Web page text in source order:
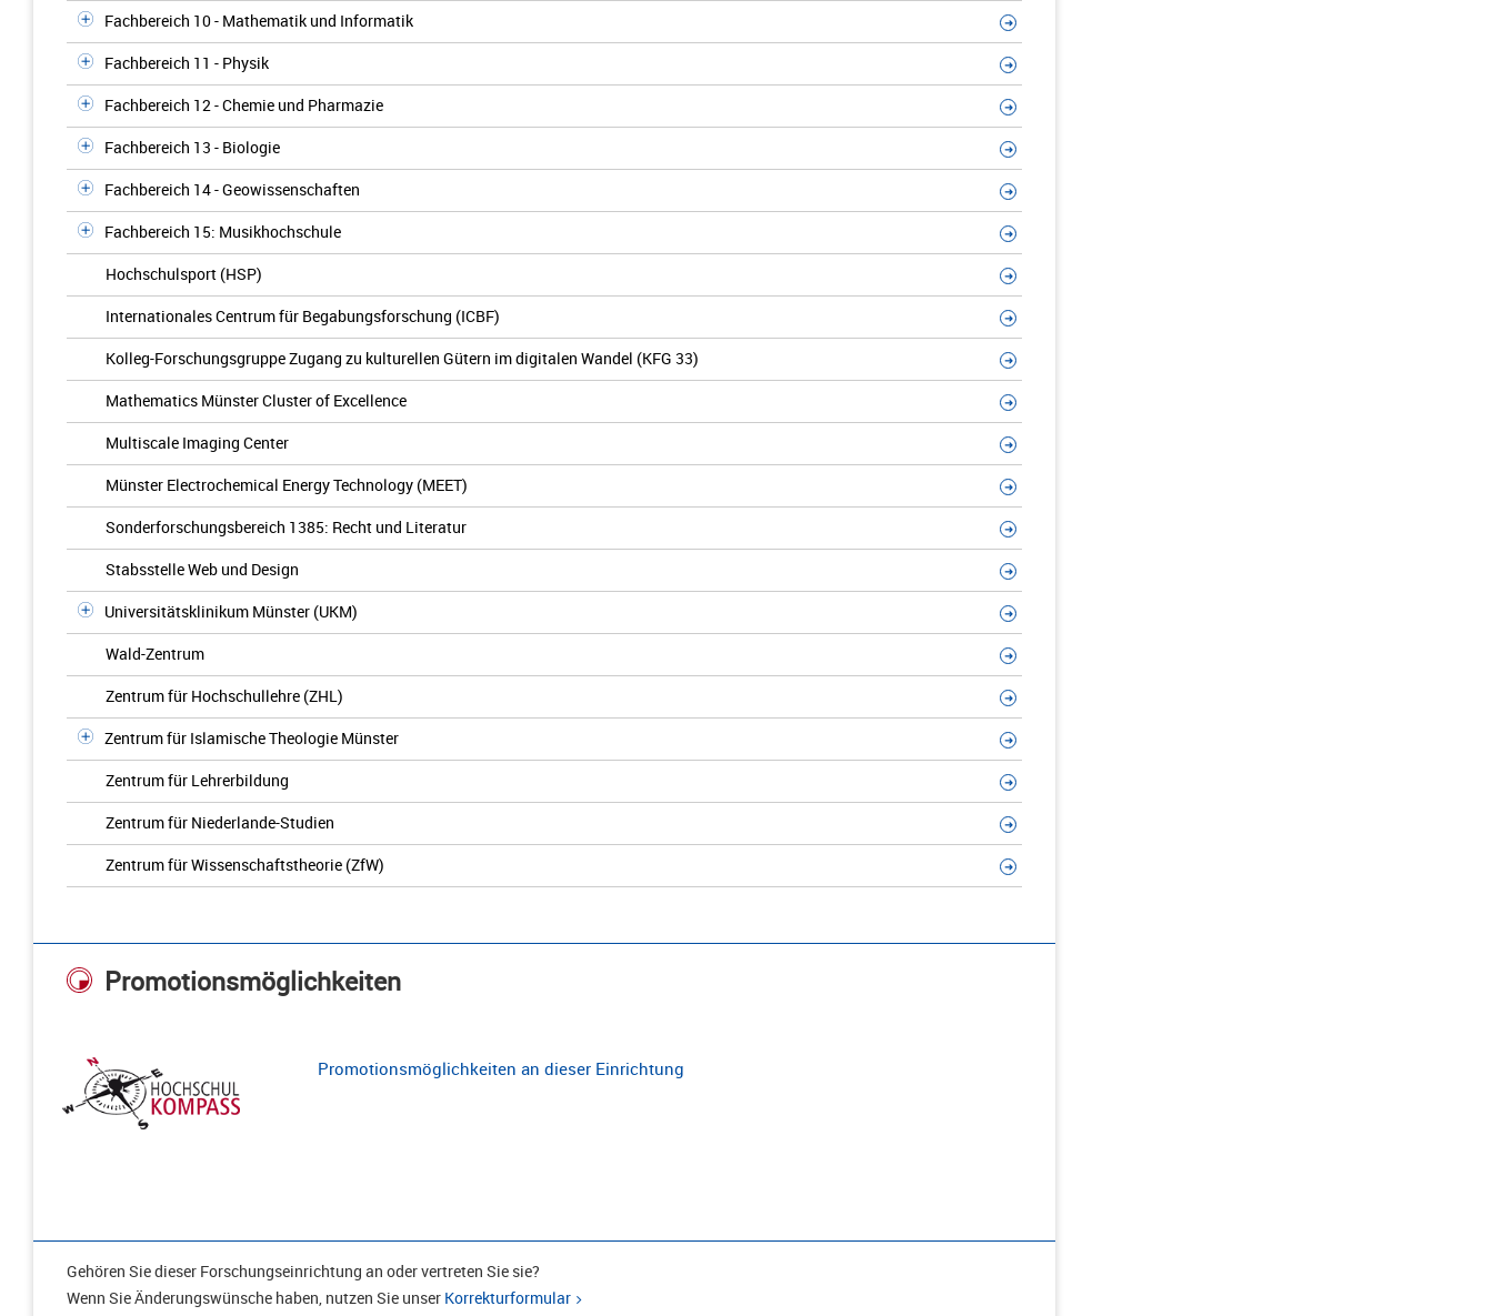
Fachbereich 10 - Mathematik und Informatik
Fachbereich 11 - Physik
Fachbereich 12 - Chemie und Pharmazie
Fachbereich 13 - Biologie
Fachbereich 14 - Geowissenschaften
Fachbereich 15: Musikhochschule
Hochschulsport (HSP)
Internationales Centrum für Begabungsforschung (ICBF)
Kolleg-Forschungsgruppe Zugang zu kulturellen Gütern im digitalen Wandel (KFG 33)
Mathematics Münster Cluster of Excellence
Multiscale Imaging Center
Münster Electrochemical Energy Technology (MEET)
Sonderforschungsbereich 1385: Recht und Literatur
Stabsstelle Web und Design
Universitätsklinikum Münster (UKM)
Wald-Zentrum
Zentrum für Hochschullehre (ZHL)
Zentrum für Islamische Theologie Münster
Zentrum für Lehrerbildung
Zentrum für Niederlande-Studien
Zentrum für Wissenschaftstheorie (ZfW)
Promotionsmöglichkeiten
Promotionsmöglichkeiten an dieser Einrichtung
Gehören Sie dieser Forschungseinrichtung an oder vertreten Sie sie?
Wenn Sie Änderungswünsche haben, nutzen Sie unser Korrekturformular